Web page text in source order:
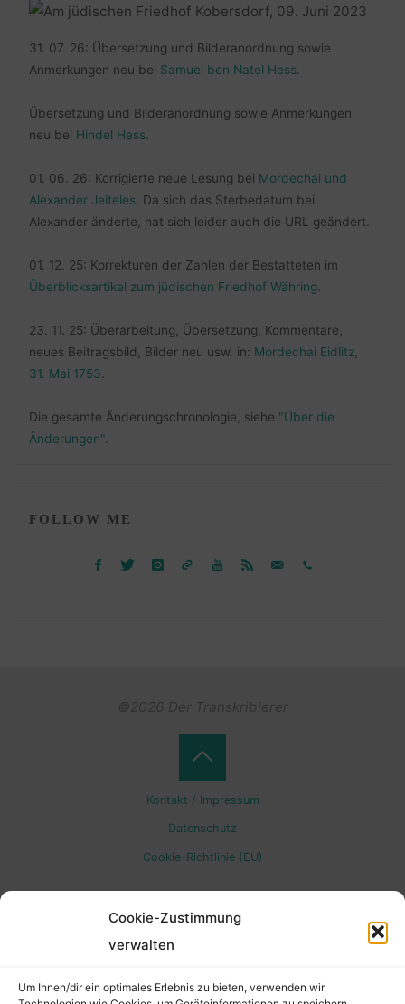
Cookie-Zustimmung
verwalten
Um Ihnen/dir ein optimales Erlebnis zu bieten, verwenden wir
31. 07. 26: Übersetzung und Bilderanordnung sowie
Anmerkungen neu bei Samuel ben Natel Hess.
Übersetzung und Bilderanordnung sowie Anmerkungen
neu bei Hindel Hess.
01. 06. 26: Korrigierte neue Lesung bei Mordechai und
Alexander Jeiteles. Da sich das Sterbedatum bei
Alexander änderte, hat sich leider auch die URL geändert.
01. 12. 25: Korrekturen der Zahlen der Bestatteten im
Überblicksartikel zum jüdischen Friedhof Währing.
23. 11. 25: Überarbeitung, Übersetzung, Kommentare,
neues Beitragsbild, Bilder neu usw. in: Mordechai Eidlitz,
31. Mai 1753.
Die gesamte Änderungschronologie, siehe "Über die
Änderungen".
FOLLOW ME
©2026 Der Transkribierer
Kontakt / Impressum
Datenschutz
Cookie-Richtlinie (EU)
Back
to